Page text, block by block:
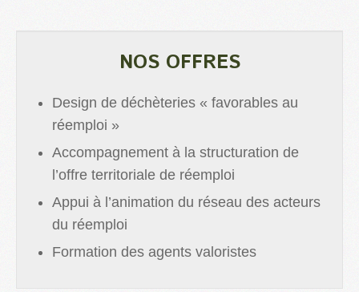
NOS OFFRES
Design de déchèteries « favorables au
réemploi »
Accompagnement à la structuration de
l’offre territoriale de réemploi
Appui à l’animation du réseau des acteurs
du réemploi
Formation des agents valoristes